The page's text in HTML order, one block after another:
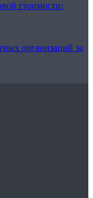
стоимости:
организаций за